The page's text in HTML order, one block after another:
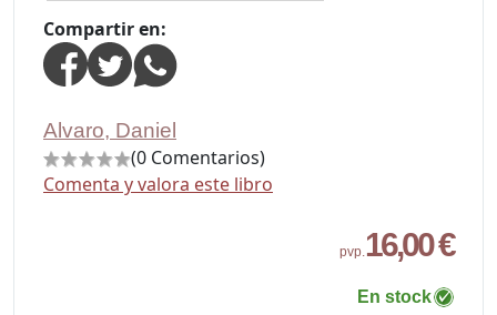
Compartir en:
Alvaro, Daniel
(0 Comentarios)
Comenta y valora este libro
pvp.16,00 €
En stock